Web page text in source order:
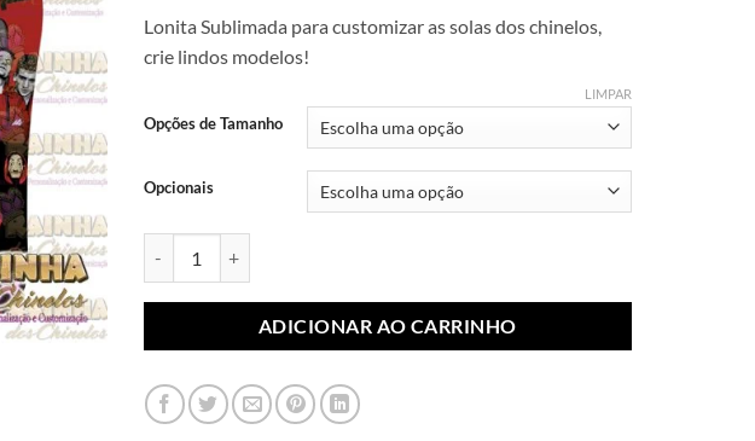
preço:
R$ 10,99
Lonita Sublimada para customizar as solas dos chinelos,
crie lindos modelos!
Opções de Tamanho
Opcionais
LIMPAR
ADICIONAR AO CARRINHO